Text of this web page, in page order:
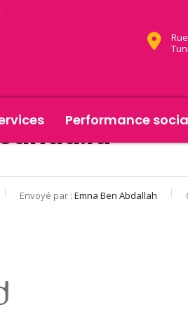
Performance
Envoyé par : Emna Ben Abdallah